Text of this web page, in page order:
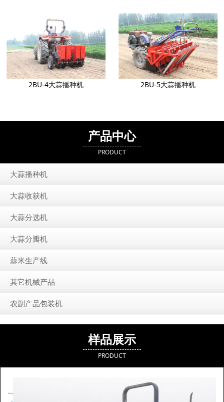
2BU-4大蒜播种机 2BU-5大蒜播种机
产品中心
PRODUCT
大蒜播种机
大蒜收获机
大蒜分选机
大蒜分瓣机
蒜米生产线
其它机械产品
农副产品包装机
样品展示
PRODUCT